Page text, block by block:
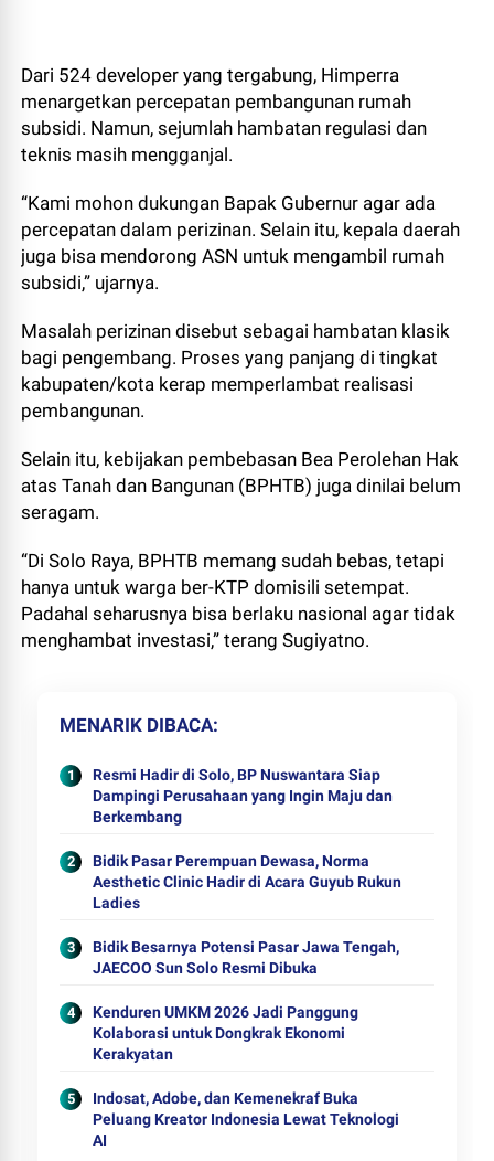
Dari 524 developer yang tergabung, Himperra
menargetkan percepatan pembangunan rumah
subsidi. Namun, sejumlah hambatan regulasi dan
teknis masih mengganjal.
“Kami mohon dukungan Bapak Gubernur agar ada
percepatan dalam perizinan. Selain itu, kepala daerah
juga bisa mendorong ASN untuk mengambil rumah
subsidi,” ujarnya.
Masalah perizinan disebut sebagai hambatan klasik
bagi pengembang. Proses yang panjang di tingkat
kabupaten/kota kerap memperlambat realisasi
pembangunan.
Selain itu, kebijakan pembebasan Bea Perolehan Hak
atas Tanah dan Bangunan (BPHTB) juga dinilai belum
seragam.
“Di Solo Raya, BPHTB memang sudah bebas, tetapi
hanya untuk warga ber-KTP domisili setempat.
Padahal seharusnya bisa berlaku nasional agar tidak
menghambat investasi,” terang Sugiyatno.
MENARIK DIBACA
Resmi Hadir di Solo, BP Nuswantara Siap
Dampingi Perusahaan yang Ingin Maju dan
Berkembang
Bidik Pasar Perempuan Dewasa, Norma
Aesthetic Clinic Hadir di Acara Guyub Rukun
Ladies
Bidik Besarnya Potensi Pasar Jawa Tengah,
JAECOO Sun Solo Resmi Dibuka
Kenduren UMKM 2026 Jadi Panggung
Kolaborasi untuk Dongkrak Ekonomi
Kerakyatan
Indosat, Adobe, dan Kemenekraf Buka
Peluang Kreator Indonesia Lewat Teknologi
AI